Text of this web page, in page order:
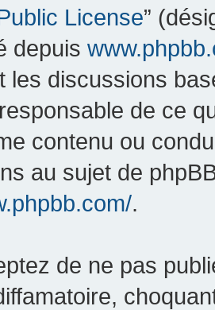
License”
depuis
les discussions
de ce
contenu ou
au sujet de
.
de ne pas